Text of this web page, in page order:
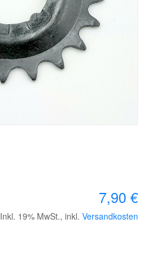
7,90 €
Inkl. 19% MwSt., inkl. Versandkosten